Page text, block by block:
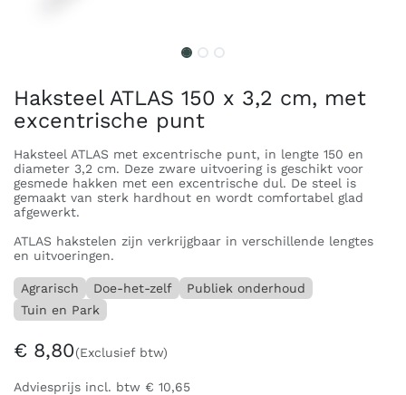
Haksteel ATLAS 150 x 3,2 cm, met
excentrische punt
Haksteel ATLAS met excentrische punt, in lengte 150 en
diameter 3,2 cm. Deze zware uitvoering is geschikt voor
gesmede hakken met een excentrische dul. De steel is
gemaakt van sterk hardhout en wordt comfortabel glad
afgewerkt.
ATLAS hakstelen zijn verkrijgbaar in verschillende lengtes
en uitvoeringen.
Agrarisch Doe-het-zelf
Publiek onderhoud
Tuin en Park
€ 8,80(Exclusief btw)
Adviesprijs incl. btw € 10,65